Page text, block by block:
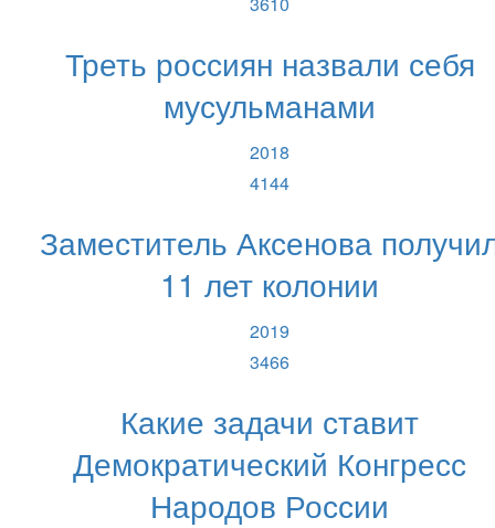
Треть россиян назвали себя
мусульманами
2018
4144
Заместитель Аксенова
11 лет колонии
2019
3466
Какие задачи ставит
Демократический Конгресс
Народов России